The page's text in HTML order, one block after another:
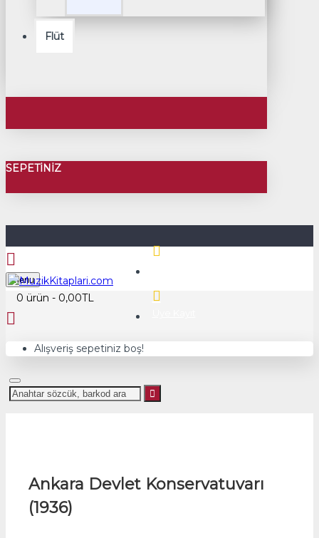
Flüt
SEPETINIZ
Menu
0 ürün - 0,00TL
Alışveriş sepetiniz boş!
Ankara Devlet Konservatuvarı
(1936)